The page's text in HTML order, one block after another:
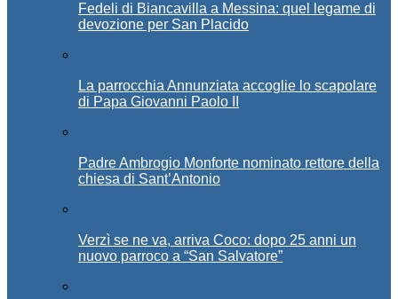
Fedeli di Biancavilla a Messina: quel legame di
devozione per San Placido
La parrocchia Annunziata accoglie lo scapolare
di Papa Giovanni Paolo II
Padre Ambrogio Monforte nominato rettore della
chiesa di Sant’Antonio
Verzì se ne va, arriva Coco: dopo 25 anni un
nuovo parroco a “San Salvatore”